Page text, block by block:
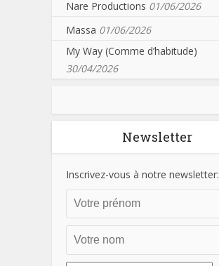
Nare Productions 01/06/2026
Massa 01/06/2026
My Way (Comme d’habitude)
30/04/2026
Newsletter
Inscrivez-vous à notre newsletter: